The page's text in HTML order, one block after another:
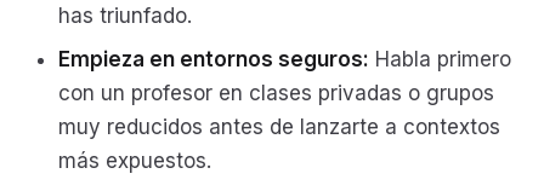
has triunfado.
Empieza en entornos seguros: Habla primero
con un profesor en clases privadas o grupos
muy reducidos antes de lanzarte a contextos
más expuestos.